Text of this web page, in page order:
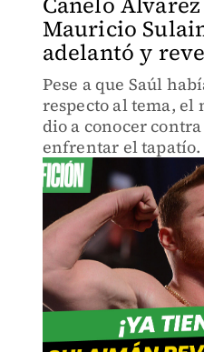
Mauricio
adelantó y
Pese a que Saúl
respecto al tema, el
dio a conocer
enfrentar el tapatío.